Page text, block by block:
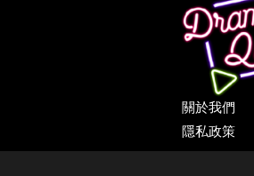
關於我們
隱私政策